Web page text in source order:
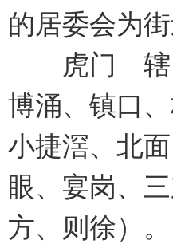
的居委会为
虎门 辖：
博涌、镇口
小捷滘、北
眼、宴岗、
方、则徐）。